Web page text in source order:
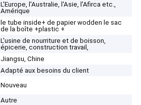
L'Europe, l'Australie, l'Asie, l'Afirca etc.,
Amérique
le tube inside+ de papier wodden le sac
de la boîte +plastic +
L'usine de nourriture et de boisson,
épicerie, construction travail,
Jiangsu, Chine
Adapté aux besoins du client
Nouveau
Autre